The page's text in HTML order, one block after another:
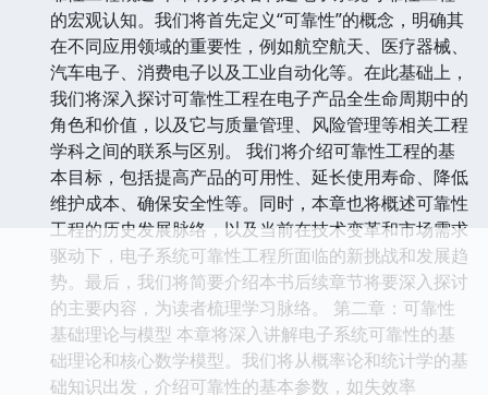
的宏观认知。我们将首先定义“可靠性”的概念，明确其
在不同应用领域的重要性，例如航空航天、医疗器械、
汽车电子、消费电子以及工业自动化等。在此基础上，
我们将深入探讨可靠性工程在电子产品全生命周期中的
角色和价值，以及它与质量管理、风险管理等相关工程
学科之间的联系与区别。 我们将介绍可靠性工程的基
本目标，包括提高产品的可用性、延长使用寿命、降低
维护成本、确保安全性等。同时，本章也将概述可靠性
工程的历史发展脉络，以及当前在技术变革和市场需求
驱动下，电子系统可靠性工程所面临的新挑战和发展趋
势。最后，我们将简要介绍本书后续章节将要深入探讨
的主要内容，为读者梳理学习脉络。 第二章：可靠性
基础理论与模型 本章将深入讲解电子系统可靠性的基
础理论和核心数学模型。我们将从概率论和统计学的基
础知识出发，介绍可靠性的基本参数，如失效率